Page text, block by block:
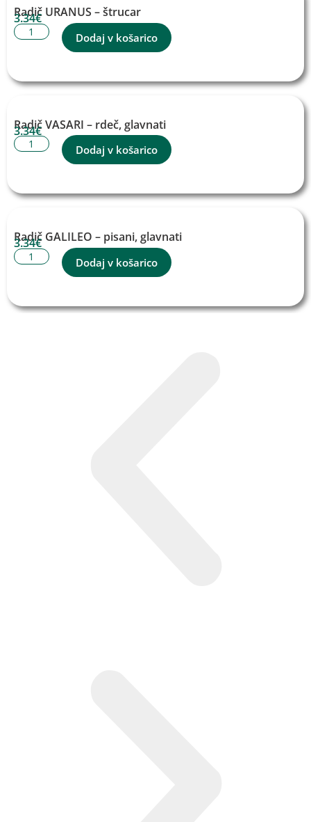
Radič URANUS – štrucar
3.34€
Dodaj v košarico
Radič VASARI – rdeč, glavnati
3.34€
Dodaj v košarico
Radič GALILEO – pisani, glavnati
3.34€
Dodaj v košarico